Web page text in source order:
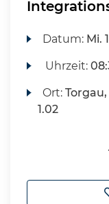
Datum: Mi.
Uhrzeit:
Ort:
1.02